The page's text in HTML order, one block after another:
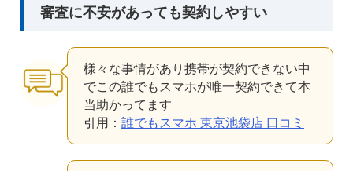
審査に不安があっても契約しやすい
様々な事情があり携帯が契約できない中
でこの誰でもスマホが唯一契約できて本
当助かってます
引用： 誰でもスマホ 東京池袋店 口コミ